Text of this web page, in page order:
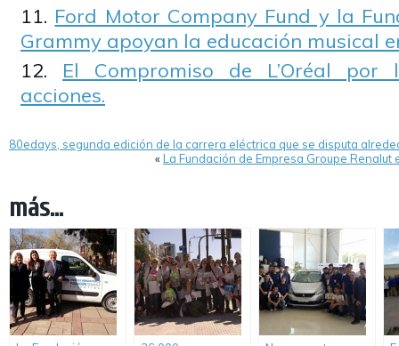
Ford Motor Company Fund y la
Grammy apoyan la educación musical
El Compromiso de L’Oréal por
acciones.
80edays, segunda edición de la carrera eléctrica que se disputa
«La Fundación de Empresa Groupe
más...